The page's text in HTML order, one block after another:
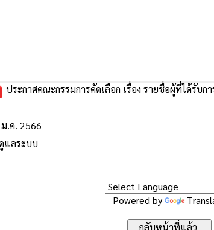
ประกาศคณะกรรมการคัดเลือก เรื่อง รายชื่อผู้ที่ได้รั
.ค. 2566
แลระบบ
Powered by